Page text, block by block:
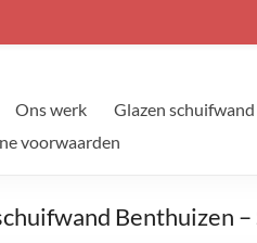
Ons werk Glazen schuifwand
voorwaarden
Benthuizen